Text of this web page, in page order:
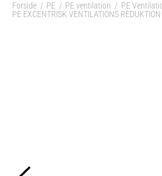
Forside PE PE ventilation
PE
PE EXCENTRISK VENTILATIONS REDUKTION